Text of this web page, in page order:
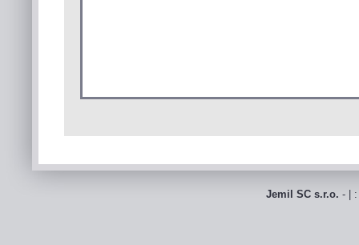
Jemil SC s.r.o. - |